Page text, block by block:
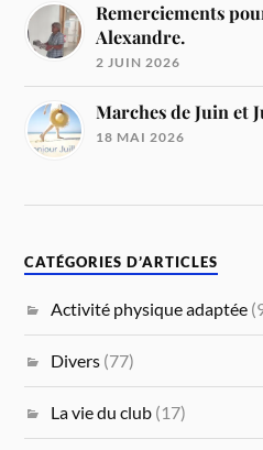
Remerciements
Alexandre.
2 JUIN 2026
Marches de Juin et
18 MAI 2026
CATÉGORIES D’ARTICLES
Activité physique adaptée
Divers (77)
La vie du club (17)